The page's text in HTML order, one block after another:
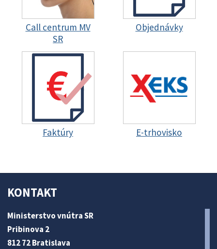
Call centrum MV
SR
Objednávky
Faktúry E-trhovisko
KONTAKT
Ministerstvo vnútra SR
Pribinova 2
812 72 Bratislava